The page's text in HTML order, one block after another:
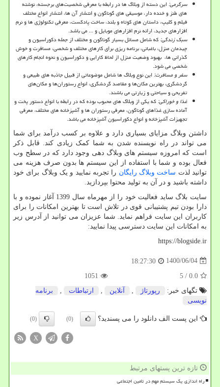
سرگرمی:این دسته از وبلاگ ها در رابطه با معرفی شخصیت‌های برجسته، نوشته
های طنز و خنده دار، موسیقی های گوناگون و انتشار آن ها، انتشار انواع مختلف
فیلم و کلیپ، داستان ‌های کوتاه و بلند، ساخت پادکست، معرفی تکنولوژی ها و نرم
افزارهای جدید، ارائه نرم افزارهای موبایل و ... می باشد.
سبک زندگی:که شامل مسائل بسیار گوناگون و مختلف از جمله دکوراسیون و
چیدمان منزل، باغبانی، برنامه ریزی برای کارهای مختلف و شخصی، مسافرت و خوش
گذرانی ها، بهبود وضعیت منزل از لحاظ کارایی و دکوراسیون و نحوه انجام کارهای
شخصی می شود.
سفر و مسافرت:این نوع وبلاگ ها شامل موضوعاتی از قبیل جاذبه های طبیعی و
گردشگری، بهترین مکان‌ها و مقاصد گردشگری، انواع رستوران‌ها و مکان‌های
تفریحی و سیاحتی و زیارتی می باشند.
غذا و خوراکی:که یکی از وبلاگ های محبوب بوده که در رابطه با انواع دستور پخت و
آماده سازی غذاهای گوناگون، معرفی رستوران ها و آشپزخانه های مختلف، معرفی
تجهیزات آشپزخانه و انواع دکوراسیون آشپزخانه می باشد.
داشتن وبلاگ مزایای بسیاری دارد و علاوه بر کسب درآمد برای شما
می تواند در راه نویسنده شدن به شما کمک زیادی کند. قابل ذکر
است که امروزه سیستم های وبلاگ دهی وجود دارد که در سطح وب
فعال بوده و شما با استفاده از این سیستم ها بدون صرف هزینه می
توانید لذت ساخت وبلاگ رایگان را تجربه نمایید و یک وبلاگ برای خود
داشته باشید و در آن به تولید محتوا بپردازید.
سایت بلاگ ساید فعالیت خود را از مهرماه سال 1399 آغاز نموده و با
دارا بودن تیم پشتیبانی قوی در تلاش است تا بهترین امکانات را برای
کاربران این سایت فراهم نماید. شما عزیزان می توانید از آدرس زیر
به امکانات این سایت دسترسی پیدا نمایید:
https://blogside.ir
1400/06/04
18:27:30
0.0
/ 5
1051
تگهای خبر:
رپورتاژ آنلاین ارتباطات
برنامه
نویسی
این پست الف دانلود را می پسندید؟ (0)
(0)
X
تازه ترین پستهای مرتبط
راه اندازی یک سیستم مهم در تامین اجتماعی